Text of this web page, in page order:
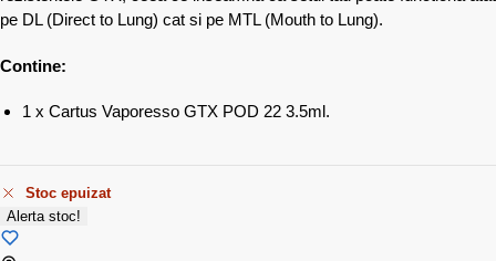
pe DL (Direct to Lung) cat si pe MTL (Mouth to Lung).
Contine:
1 x Cartus Vaporesso GTX POD 22 3.5ml.
Stoc epuizat
Alerta stoc!